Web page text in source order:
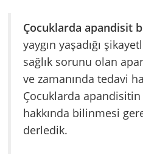
Çocuklarda apandisit
yaygın yaşadığı
sağlık sorunu olan
ve zamanında tedavi
Çocuklarda
hakkında bilinmesi
derledik.